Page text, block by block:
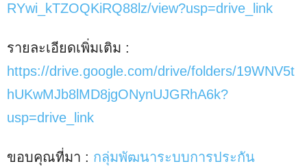
RYwi_kTZOQKiRQ88lz/view?usp=drive_link
รายละเอียดเพิ่มเติม :
https://drive.google.com/drive/folders/19WNV5t
hUKwMJb8lMD8jgONynUJGRhA6k?
usp=drive_link
ขอบคุณที่มา : กลุ่มพัฒนาระบบการประกัน